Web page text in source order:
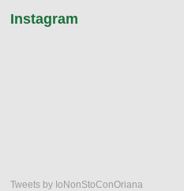
Instagram
Tweets by IoNonStoConOriana